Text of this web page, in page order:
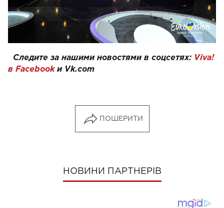
Следите за нашими новостями в соцсетях: Viva!
в Facebookи Vk.com
ПОШЕРИТИ
НОВИНИ ПАРТНЕРІВ